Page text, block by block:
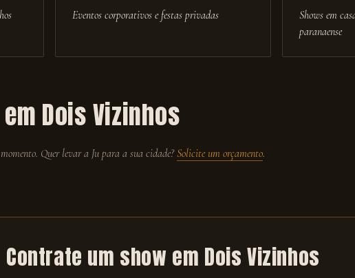
Eventos corporativos e festas privadas
Shows em
paranaense
Dois Vizinhos
Quer levar a Ju para a sua cidade?Solicite um orçamento.
Contrate um show em Dois Vizinhos